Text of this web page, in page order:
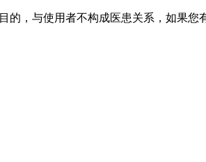
的，与使用者不构成医患关系，如果